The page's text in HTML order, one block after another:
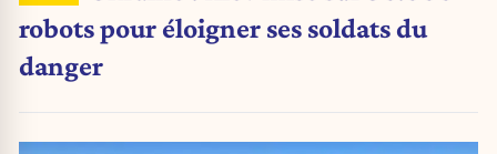
robots pour éloigner ses soldats du
danger